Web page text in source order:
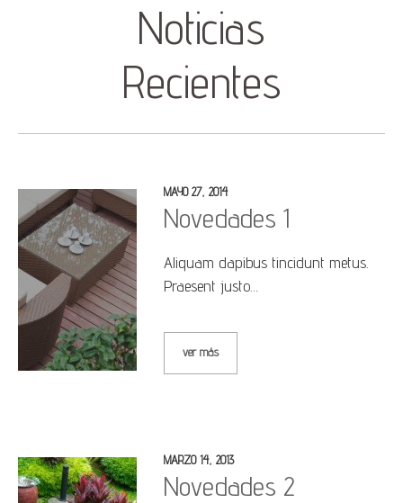
Noticias
Recientes
MAYO 27, 2014
Novedades 1
Aliquam dapibus tincidunt metus.
Praesent justo…
ver más
MARZO 14, 2013
Novedades 2